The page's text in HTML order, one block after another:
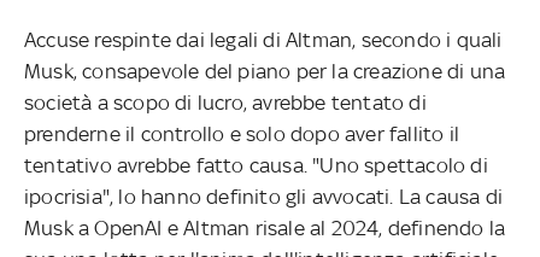
Accuse respinte dai legali di Altman, secondo i quali
Musk, consapevole del piano per la creazione di una
società a scopo di lucro, avrebbe tentato di
prenderne il controllo e solo dopo aver fallito il
tentativo avrebbe fatto causa. "Uno spettacolo di
ipocrisia", lo hanno definito gli avvocati. La causa di
Musk a OpenAI e Altman risale al 2024, definendo la